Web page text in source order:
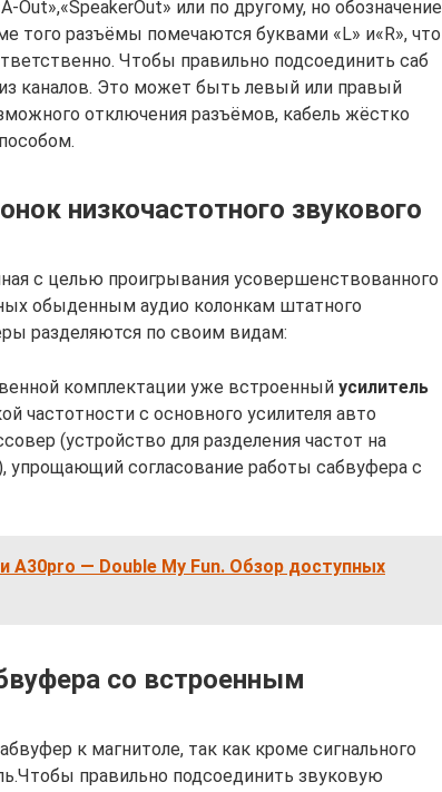
Out»,«SpeakerOut» или по другому, но обозначение
того разъёмы помечаются буквами «L» и«R», что
Чтобы правильно подсоединить саб
каналов. Это может быть левый или правый
отключения разъёмов, кабель жёстко
низкочастотного звукового
с целью проигрывания усовершенствованного
обыденным аудио колонкам штатного
разделяются по своим видам:
комплектации уже встроенный усилитель
частотности с основного усилителя авто
(устройство для разделения частот на
упрощающий согласование работы сабвуфера с
A30pro — Double My Fun. Обзор доступных
со встроенным
к магнитоле, так как кроме сигнального
правильно подсоединить звуковую